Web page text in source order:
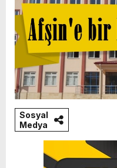
Sosyal
Medya